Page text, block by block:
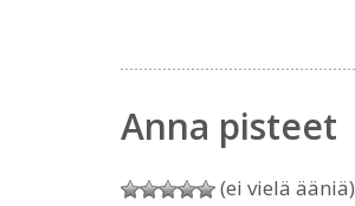
Anna pisteet
(ei vielä ääniä)